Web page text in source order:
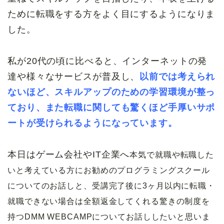
ために転職をする方をよく目にするようになりま
した。
私が20代の頃に比べると、インターネットの発
達や様々なサービスが普及し、
以前では考えられ
ないほど、スキルアップのための学習環境が整っ
ており、また転職に関しても驚くほど手厚いサポ
ートが受けられるようになっています。
本日はゲーム会社やIT企業へ本気で就職や転職した
いと考えている方にお勧めのプログラミングスクール
についてのお話しと、受講完了後に3ヶ月以内に転職・
就職できない場合は全額返金してくれる驚きの制度を
持つDMM WEBCAMPについてお話ししたいと思いま